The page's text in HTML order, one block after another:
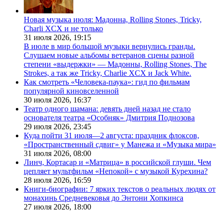
Новая музыка июля: Мадонна, Rolling Stones, Tricky,
Charli XCX и не только
31 июля 2026, 19:15
В июле в мир большой музыки вернулись гранды.
Слушаем новые альбомы ветеранов сцены разной
степени «выдержки» — Мадонны, Rolling Stones, The
Strokes, а так же Tricky, Charlie XCX и Jack White.
Как смотреть «Человека-паука»: гид по фильмам
популярной киновселенной
30 июля 2026, 16:37
Театр одного шамана: девять дней назад не стало
основателя театра «Особняк» Дмитрия Поднозова
29 июля 2026, 23:45
Куда пойти 31 июля—2 августа: праздник флоксов,
«Пространственный сдвиг» у Манежа и «Музыка мира»
31 июля 2026, 08:00
Линч, Кортасар и «Матрица» в российской глуши. Чем
цепляет мультфильм «Непокой» с музыкой Курехина?
28 июля 2026, 16:59
Книги-биографии: 7 ярких текстов о реальных людях от
монахинь Средневековья до Энтони Хопкинса
27 июля 2026, 18:00